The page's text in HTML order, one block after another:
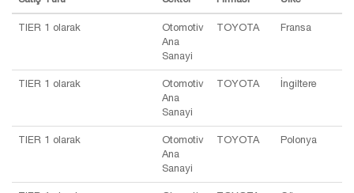
TIER 1 olarak
Otomotiv
Ana
Sanayi
TOYOTA Fransa
TIER 1 olarak
Otomotiv
Ana
Sanayi
TOYOTA İngiltere
TIER 1 olarak
Otomotiv
Ana
Sanayi
TOYOTA Polonya